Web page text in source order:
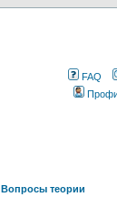
FAQ
Вопросы теории